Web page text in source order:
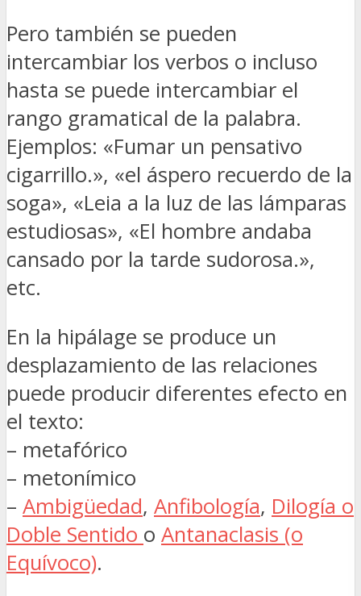
Pero también se pueden
intercambiar los verbos o incluso
hasta se puede intercambiar el
rango gramatical de la palabra.
Ejemplos: «Fumar un pensativo
cigarrillo.», «el áspero recuerdo de la
soga», «Leia a la luz de las lámparas
estudiosas», «El hombre andaba
cansado por la tarde sudorosa.»,
etc.
En la hipálage se produce un
desplazamiento de las relaciones
puede producir diferentes efecto en
el texto:
– metafórico
– metonímico
– Ambigüedad, Anfibología, Dilogía o
Doble Sentido o Antanaclasis (o
Equívoco).